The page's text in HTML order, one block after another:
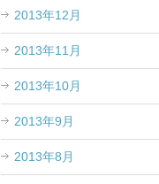
2013年12月
2013年11月
2013年10月
2013年9月
2013年8月